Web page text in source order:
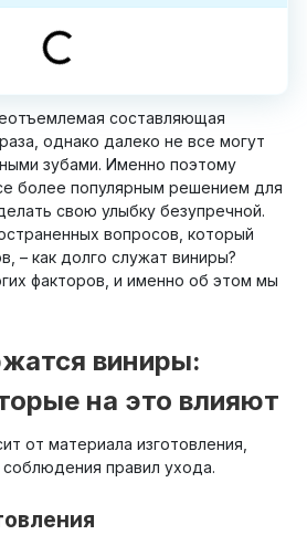
составляющая
однако далеко не все могут
зубами. Именно поэтому
более популярным решением для
свою улыбку безупречной.
вопросов, который
– как долго служат виниры?
факторов, и именно об этом мы
виниры:
на это влияют
от материала изготовления,
соблюдения правил ухода.